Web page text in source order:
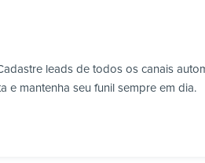
leads de todos os canais
e mantenha seu funil sempre em dia.